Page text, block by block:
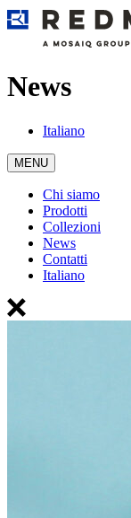
News
Italiano
MENU
Chi siamo
Prodotti
Collezioni
News
Contatti
Italiano